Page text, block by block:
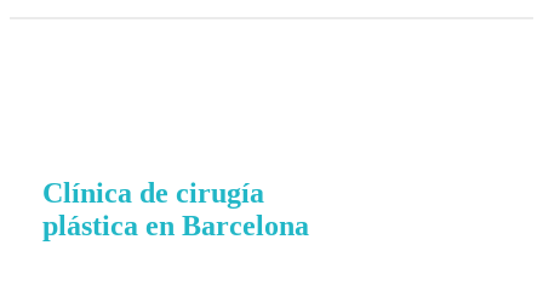
Clínica de cirugía
plástica en Barcelona